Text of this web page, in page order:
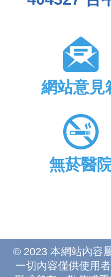
網站意見
無菸醫
© 2023 本網站內容
一切內容僅供使用